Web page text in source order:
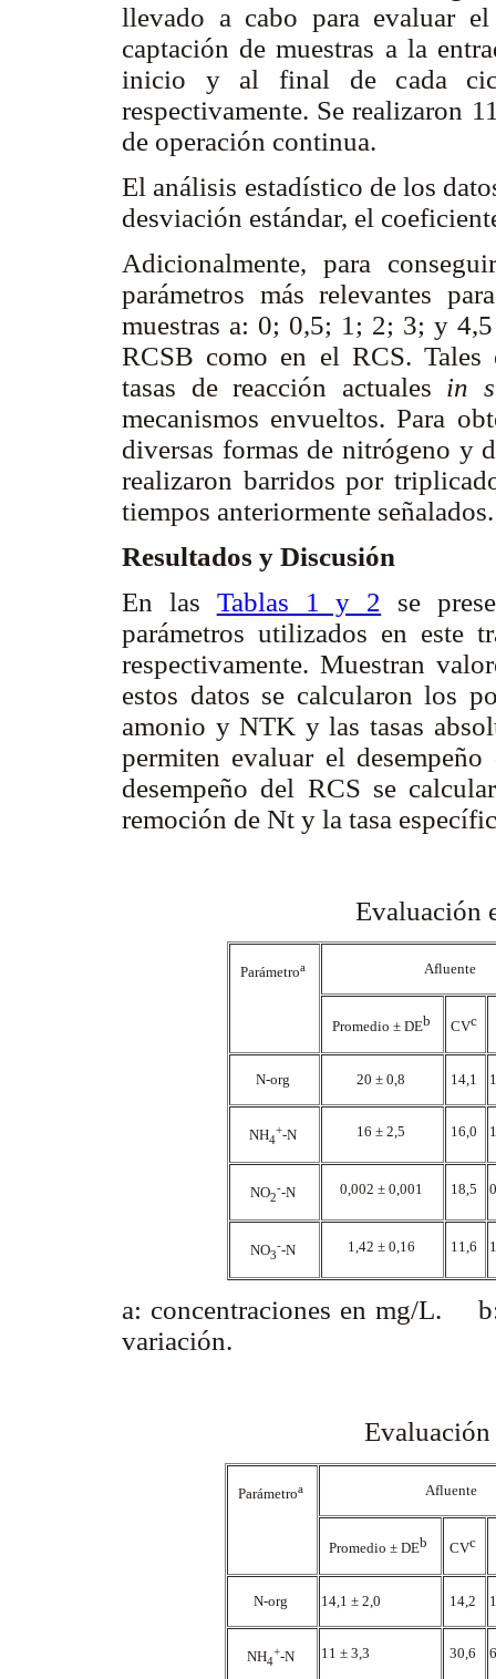
llevado a cabo para evaluar
captación de muestras a la
inicio y al final de cada
respectivamente. Se realizaron
de operación continua.
El análisis estadístico de los
desviación estándar, el
Adicionalmente, para
parámetros más relevantes
muestras a: 0; 0,5; 1; 2; 3; y
RCSB como en el RCS. Tales
tasas de reacción actuales in
mecanismos envueltos. Para
diversas formas de nitrógeno y
realizaron barridos por
tiempos anteriormente señalados.
Resultados y Discusión
En las Tablas 1 y 2 se
parámetros utilizados en este
respectivamente. Muestran
estos datos se calcularon los
amonio y NTK y las tasas
permiten evaluar el
desempeño del RCS se
remoción de Nt y la tasa
Evaluación
Parámetroa Afluente
Promedio ± DEb CVc
N-org 20 ± 0,8 14,1
NH4
+-N 16 ± 2,5 16,0
NO2
--N 0,002 ± 0,001 18,5
NO3
--N 1,42 ± 0,16 11,6
a: concentraciones en mg/L.
variación.
Parámetroa Afluente
Promedio ± DEb CVc
N-org 14,1 ± 2,0 14,2
NH4
+-N 11 ± 3,3 30,6